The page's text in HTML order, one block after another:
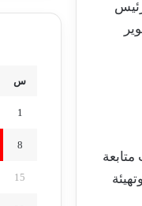
س
1
8
15